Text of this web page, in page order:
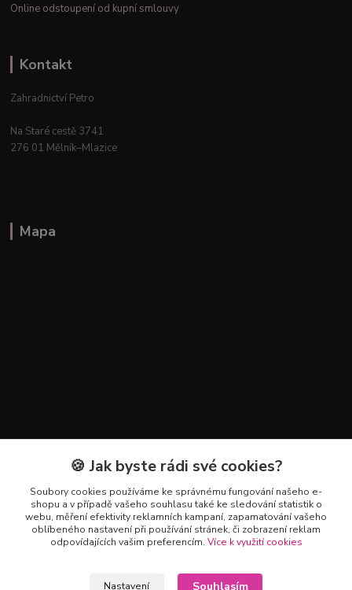
Online odstoupení od kupní smlouvy
Kontakt
Zahradnictví Petro
Na Staré cestě 3741
276 01 Mělník–Mlazice
Mapa
Kontakty
+420 602 223 614
info@zahradnictvipetro.cz
🍪 Jak byste rádi své cookies?
Soubory cookies používáme ke správnému fungování našeho e-
shopu a v případě vašeho souhlasu také ke sledování statistik o
webu, měření efektivity reklamních kampaní, zapamatování vašeho
oblíbeného nastavení při používání stránek, či zobrazení reklam
odpovídajících vašim preferencím. Více k využití cookies
Nastavení Souhlasím